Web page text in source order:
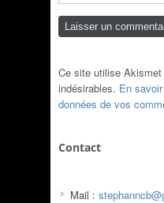
Ce site utilise Akismet
indésirables. En
données de vos
Contact
Mail :